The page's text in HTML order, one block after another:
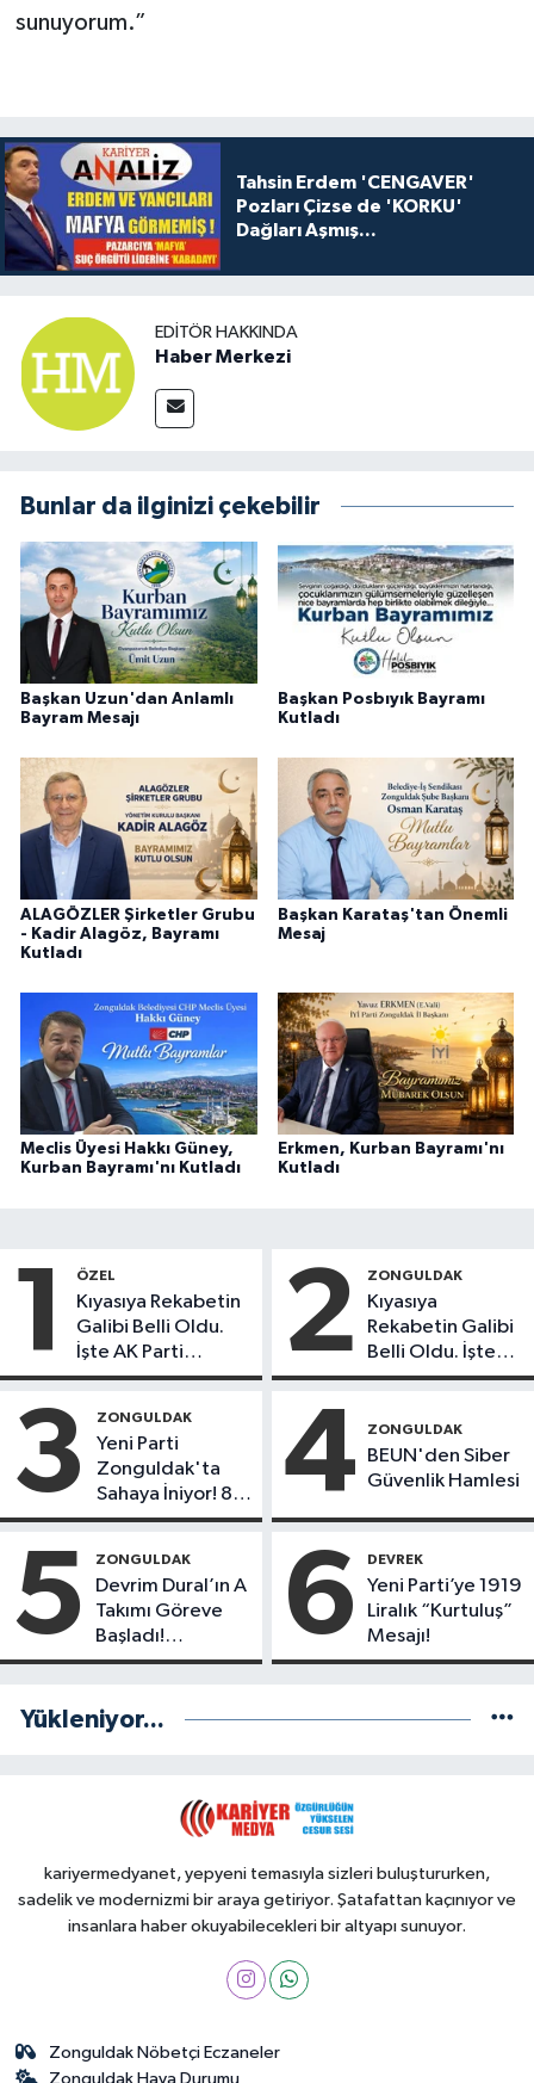
sunuyorum.”
Tahsin Erdem 'CENGAVER'
Pozları Çizse de 'KORKU'
Dağları Aşmış...
EDITÖR HAKKINDA
Haber Merkezi
Bunlar da ilginizi çekebilir
Başkan Uzun'dan Anlamlı
Bayram Mesajı
Başkan Posbıyık Bayramı
Kutladı
ALAGÖZLER Şirketler Grubu
- Kadir Alagöz, Bayramı
Kutladı
Başkan Karataş'tan Önemli
Mesaj
Meclis Üyesi Hakkı Güney,
Kurban Bayramı'nı Kutladı
Erkmen, Kurban Bayramı'nı
Kutladı
1 ÖZEL
Kıyasıya Rekabetin
Galibi Belli Oldu.
İşte AK Parti
Gençlerinden
Potansiyeline Sahip
İlk 3 İsim!
2 ZONGULDAK
Kıyasıya
Rekabetin Galibi
Belli Oldu. İşte
Liderlik
Sahip İlk 3 Genç
İsim!
3 ZONGULDAK
Yeni Parti
Zonguldak'ta
Sahaya İniyor! 8
İlçede Kurucu
Göreve Başladı
4 ZONGULDAK
BEUN'den Siber
Güvenlik Hamlesi
5 ZONGULDAK
Devrim Dural’ın A
Takımı Göreve
Başladı!
Yönetimde
6 DEVREK
Yeni Parti’ye 1919
Liralık “Kurtuluş”
Mesajı!
Yükleniyor...
kariyermedyanet, yepyeni temasıyla sizleri buluştururken,
sadelik ve modernizmi bir araya getiriyor. Şatafattan kaçınıyor ve
insanlara haber okuyabilecekleri bir altyapı sunuyor.
Zonguldak Nöbetçi Eczaneler
Zonguldak Hava Durumu